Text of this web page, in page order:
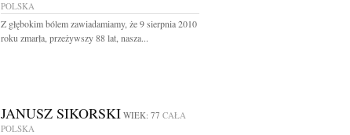
POLSKA
Z głębokim bólem zawiadamiamy, że 9 sierpnia 2010
roku zmarła, przeżywszy 88 lat, nasza...
JANUSZ SIKORSKI WIEK: 77 CAŁA
POLSKA